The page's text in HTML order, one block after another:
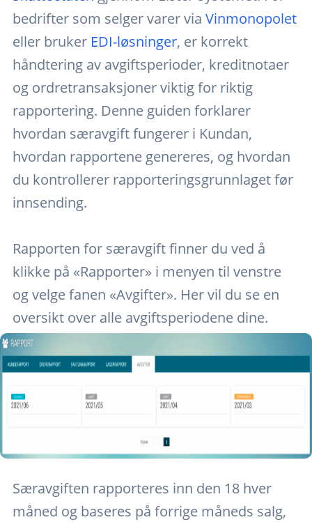
bedrifter som selger varer via Vinmonopolet
eller bruker EDI-løsninger, er korrekt
håndtering av avgiftsperioder, kreditnotaer
og ordretransaksjoner viktig for riktig
rapportering. Denne guiden forklarer
hvordan særavgift fungerer i Kundan,
hvordan rapportene genereres, og hvordan
du kontrollerer rapporteringsgrunnlaget før
innsending.
Rapporten for særavgift finner du ved å
klikke på «Rapporter» i menyen til venstre
og velge fanen «Avgifter». Her vil du se en
oversikt over alle avgiftsperiodene dine.
Særavgiften rapporteres inn den 18 hver
måned og baseres på forrige måneds salg,